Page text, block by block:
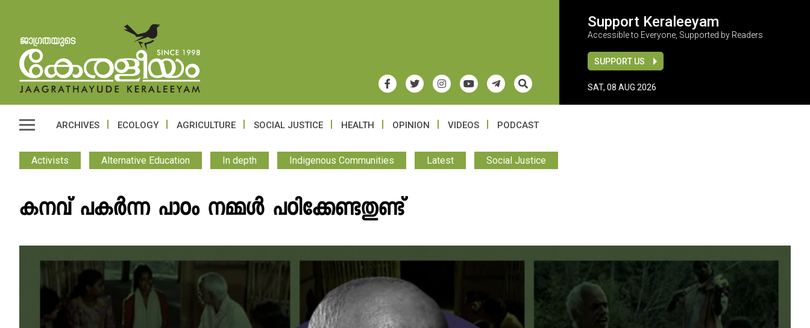
Support Keraleeyam
Accessible to Everyone, Supported by Readers
SUPPORT US
SAT, 08 AUG 2026
ARCHIVES ECOLOGY AGRICULTURE SOCIAL JUSTICE HEALTH OPINION VIDEOS PODCAST
Activists Alternative Education In depth Indigenous Communities Latest Social Justice
കനവ് പകർന്ന പാഠം നമ്മൾ പഠിക്കേണ്ടതുണ്ട്